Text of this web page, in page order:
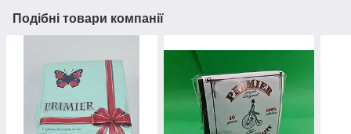
Подібні товари компанії